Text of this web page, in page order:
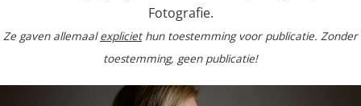
Fotografie.
Ze gaven allemaalexpliciethun toestemming voor publicatie. Zonder
toestemming, geen publicatie!